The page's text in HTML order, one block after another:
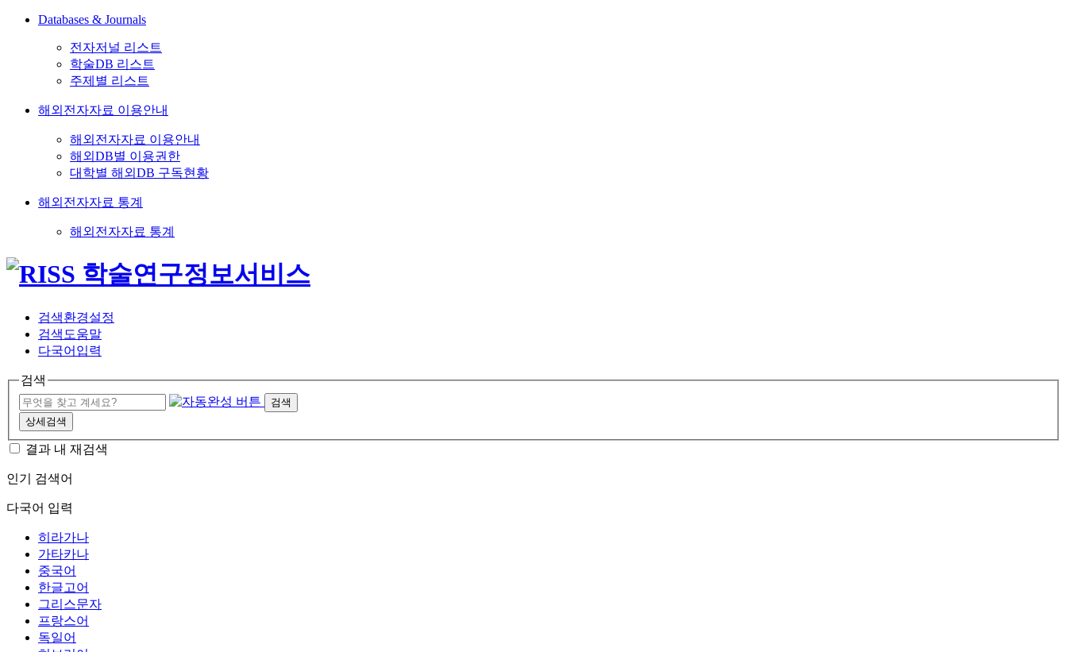
Databases & Journals
전자저널 리스트
학술DB 리스트
주제별 리스트
해외전자자료 이용안내
해외전자자료 이용안내
해외DB별 이용권한
대학별 해외DB 구독현황
해외전자자료 통계
해외전자자료 통계
검색환경설정
검색도움말
다국어입력
검색
검색
상세검색
결과 내 재검색
인기 검색어
다국어 입력
히라가나
가타카나
중국어
한글고어
그리스문자
프랑스어
독일어